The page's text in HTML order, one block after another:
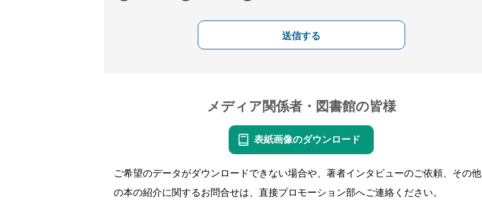
送信する
メディア関係者・図書館の皆様
表紙画像のダウンロード
ご希望のデータがダウンロードできない場合や、著者インタビューのご依頼、その他
の本の紹介に関するお問合せは、直接プロモーション部へご連絡ください。